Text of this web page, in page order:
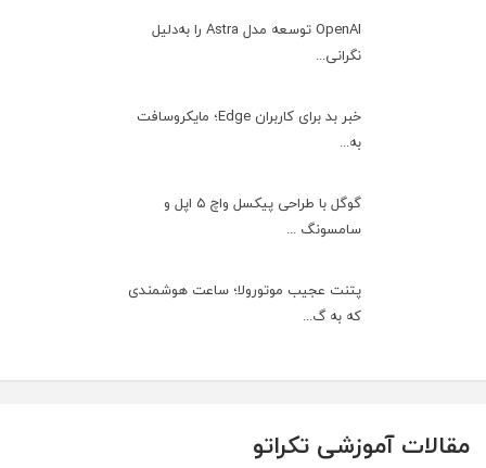
OpenAI توسعه مدل Astra را به‌دلیل
نگرانی...
خبر بد برای کاربران Edge؛ مایکروسافت
به‌...
گوگل با طراحی پیکسل واچ ۵ اپل و
سامسونگ ...
پتنت عجیب موتورولا؛ ساعت هوشمندی
که به گ...
مقالات آموزشی تکراتو